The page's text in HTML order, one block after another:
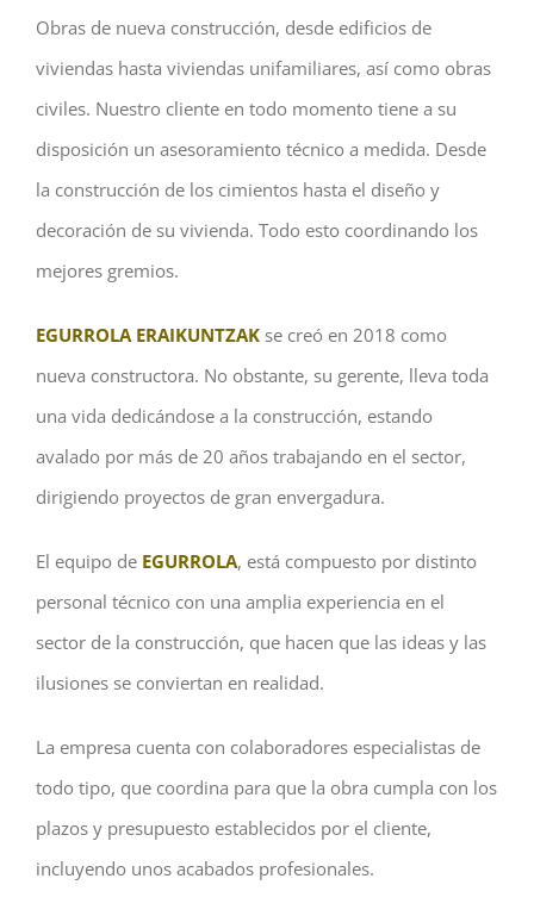
Obras de nueva construcción, desde edificios de
viviendas hasta viviendas unifamiliares, así como obras
civiles. Nuestro cliente en todo momento tiene a su
disposición un asesoramiento técnico a medida. Desde
la construcción de los cimientos hasta el diseño y
decoración de su vivienda. Todo esto coordinando los
mejores gremios.
EGURROLA ERAIKUNTZAK se creó en 2018 como
nueva constructora. No obstante, su gerente, lleva toda
una vida dedicándose a la construcción, estando
avalado por más de 20 años trabajando en el sector,
dirigiendo proyectos de gran envergadura.
El equipo de EGURROLA, está compuesto por distinto
personal técnico con una amplia experiencia en el
sector de la construcción, que hacen que las ideas y las
ilusiones se conviertan en realidad.
La empresa cuenta con colaboradores especialistas de
todo tipo, que coordina para que la obra cumpla con los
plazos y presupuesto establecidos por el cliente,
incluyendo unos acabados profesionales.